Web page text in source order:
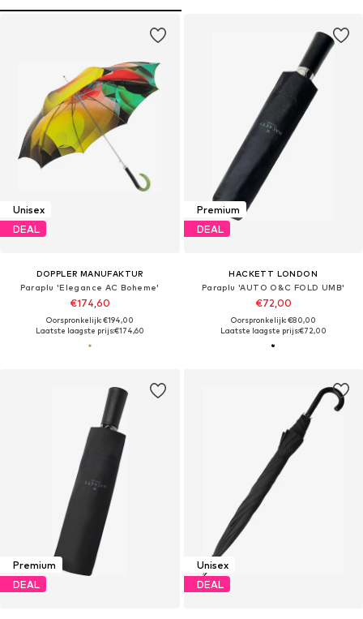
Unisex
DEAL
DOPPLER MANUFAKTUR
Paraplu 'Elegance AC Boheme'
€174,60
Oorspronkelijk: €194,00
Laatste laagste prijs:€174,60
Premium
DEAL
HACKETT LONDON
Paraplu 'AUTO O&C FOLD UMB'
€72,00
Oorspronkelijk: €80,00
Laatste laagste prijs:€72,00
Premium
DEAL
Unisex
DEAL